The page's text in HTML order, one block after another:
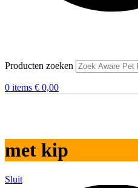
Producten zoeken
0 items € 0,00
met kip
Sluit